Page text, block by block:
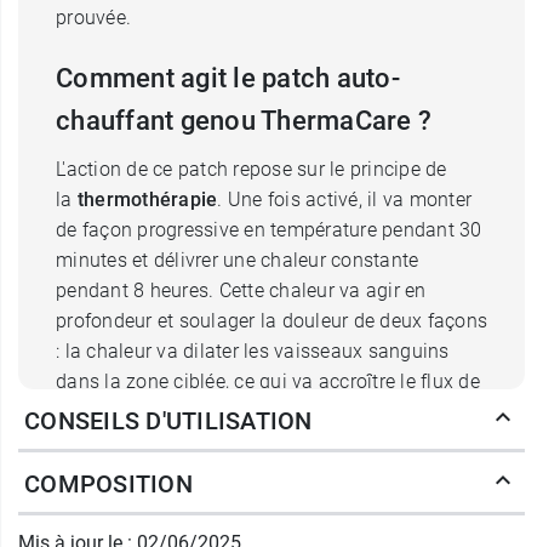
prouvée.
Comment agit le patch auto-
chauffant genou ThermaCare ?
L'action de ce patch repose sur le principe de
la thermothérapie. Une fois activé, il va monter
de façon progressive en température pendant 30
minutes et délivrer une chaleur constante
pendant 8 heures. Cette chaleur va agir en
profondeur et soulager la douleur de deux façons
: la chaleur va dilater les vaisseaux sanguins
dans la zone ciblée, ce qui va accroître le flux de
sang dans les tissus, ce qui a un effet positif sur
cellulaire, ainsi que sur la
sur les terminaisons nerveuses. Cette
CONSEILS D'UTILISATION
COMPOSITION